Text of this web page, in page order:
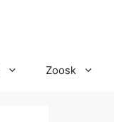
Zoosk